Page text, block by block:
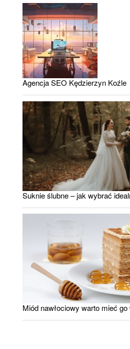
Agencja SEO Kędzierzyn Koźle
Suknie ślubne – jak wybrać
Miód nawłociowy warto mieć